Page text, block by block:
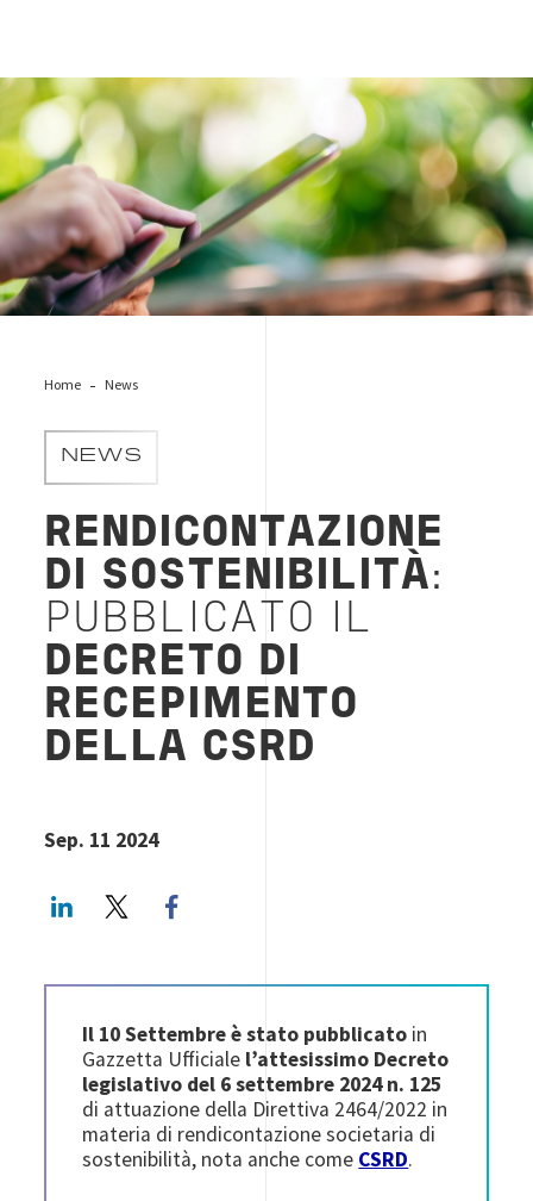
report-sostenib-green
Home News
NEWS
RENDICONTAZIONE
DI SOSTENIBILITÀ:
PUBBLICATO IL
DECRETO DI
RECEPIMENTO
DELLA CSRD
Sep. 11 2024
LinkedInTwitter
Il 10 Settembre è stato pubblicato in
Gazzetta Ufficiale l’attesissimo Decreto
legislativo del 6 settembre 2024 n. 125
di attuazione della Direttiva 2464/2022 in
materia di rendicontazione societaria di
sostenibilità, nota anche come CSRD.